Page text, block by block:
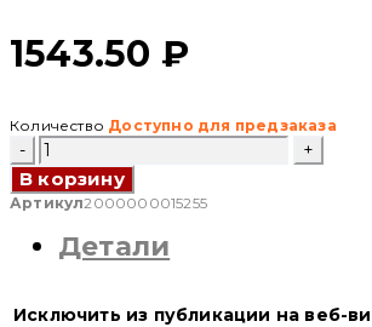
1543.50 ₽
Количество Доступно для предзаказа
Количество
товара
Взаимная
мех.
YCB9-
80M
В корзину
Артикул2000000015255
Детали
Исключить из публикации на веб-